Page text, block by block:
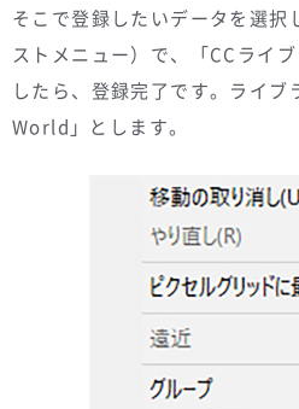
そこで登録したいデータを選択
ストメニュー）で、「CCライ
したら、登録完了です。ライブ
World」とします。